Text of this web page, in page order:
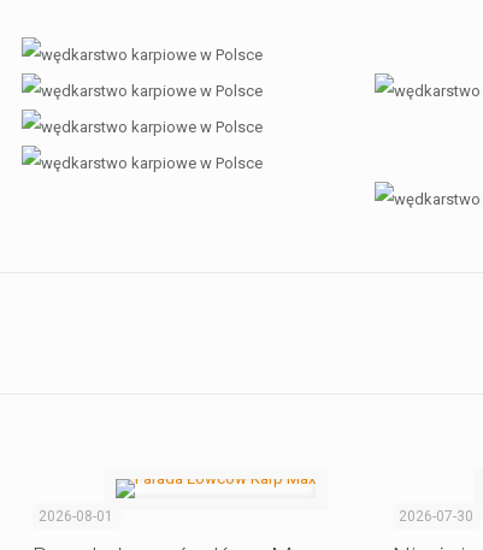
2026-08-01 2026-07-30